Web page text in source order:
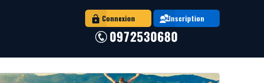
Connexion Inscription